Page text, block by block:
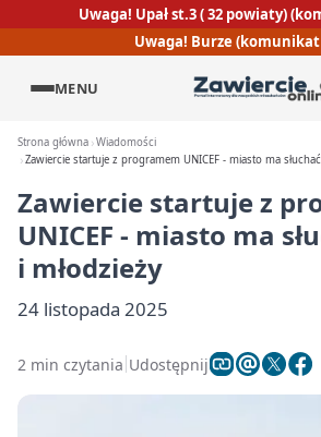
Uwaga! Upał st.3 ( 32 powiaty)
Uwaga! Burze (komunikat
MENU
Strona główna Wiadomości
Zawiercie startuje z programem UNICEF - miasto ma
Zawiercie startuje z
UNICEF - miasto ma
i młodzieży
24 listopada 2025
2 min czytania Udostępnij